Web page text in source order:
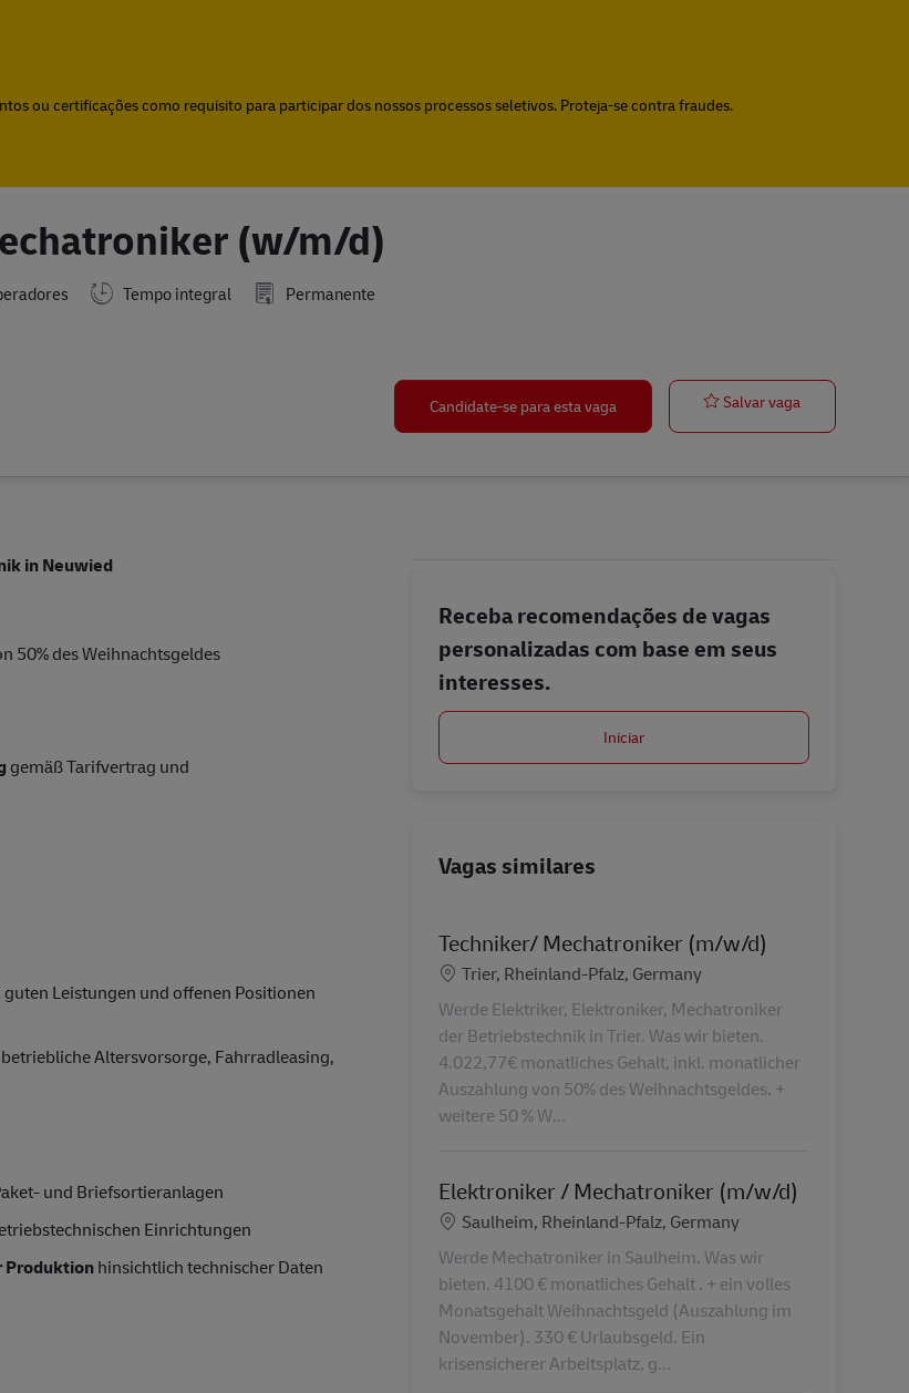
ou certificações como requisito para participar dos nossos processos seletivos. Proteja-se contra fraudes.
(w/m/d)
Tempo integral
Permanente
Candidate-se para esta vaga
Salvar vagaElektriker /
in Neuwied
50% des Weihnachtsgeldes
gemäß Tarifvertrag und
guten Leistungen und offenen Positionen
Altersvorsorge, Fahrradleasing,
und Briefsortieranlagen
Einrichtungen
Produktionhinsichtlich technischer Daten
Receba recomendações de vagas
personalizadas com base em seus
interesses.
Iniciar
Vagas similares
Techniker/ Mechatroniker (m/w/d)
Localização
Trier, Rheinland-Pfalz, Germany
Werde Elektriker, Elektroniker, Mechatroniker
der Betriebstechnik in Trier. Was wir bieten.
4.022,77€ monatliches Gehalt, inkl. monatlicher
Auszahlung von 50% des Weihnachtsgeldes. +
weitere 50 % W...
Elektroniker / Mechatroniker (m/w/d)
Localização
Saulheim, Rheinland-Pfalz, Germany
Werde Mechatroniker in Saulheim. Was wir
bieten. 4100 € monatliches Gehalt . + ein volles
Monatsgehalt Weihnachtsgeld (Auszahlung im
November). 330 € Urlaubsgeld. Ein
krisensicherer Arbeitsplatz, g...